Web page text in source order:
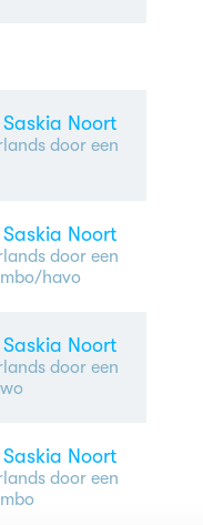
Noort
door een
Noort
door een
havo
Noort
door een
Noort
door een